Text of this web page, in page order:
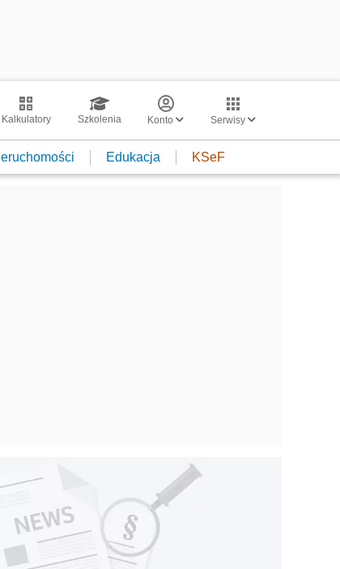
Kalkulatory Szkolenia Konto Serwisy
Edukacja KSeF